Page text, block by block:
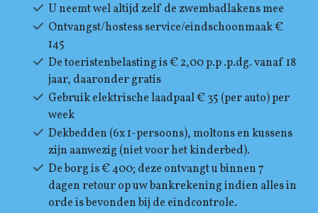
U neemt wel altijd zelf de zwembadlakens mee
Ontvangst/hostess service/eindschoonmaak €
145
De toeristenbelasting is € 2,00 p.p .p.dg. vanaf 18
jaar, daaronder gratis
Gebruik elektrische laadpaal € 35 (per auto) per
week
Dekbedden (6x 1-persoons), moltons en kussens
zijn aanwezig (niet voor het kinderbed).
De borg is € 400; deze ontvangt u binnen 7
dagen retour op uw bankrekening indien alles in
orde is bevonden bij de eindcontrole.